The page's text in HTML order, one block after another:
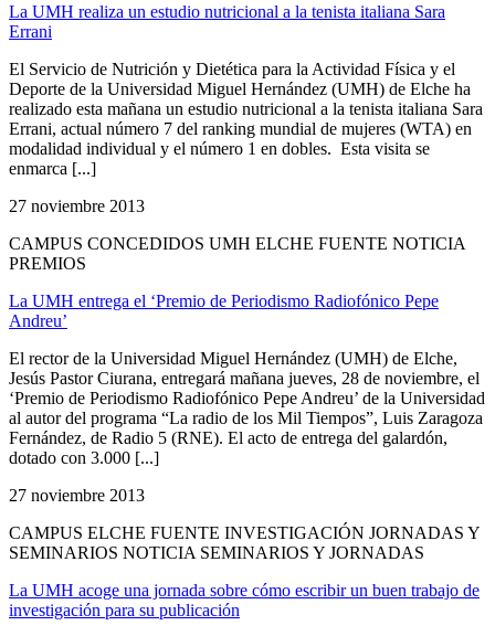
La UMH realiza un estudio nutricional a la tenista italiana Sara
Errani
El Servicio de Nutrición y Dietética para la Actividad Física y el
Deporte de la Universidad Miguel Hernández (UMH) de Elche ha
realizado esta mañana un estudio nutricional a la tenista italiana Sara
Errani, actual número 7 del ranking mundial de mujeres (WTA) en
modalidad individual y el número 1 en dobles. Esta visita se
enmarca [...]
27 noviembre 2013
CAMPUS CONCEDIDOS UMH ELCHE FUENTE NOTICIA
PREMIOS
La UMH entrega el ‘Premio de Periodismo Radiofónico Pepe
Andreu’
El rector de la Universidad Miguel Hernández (UMH) de Elche,
Jesús Pastor Ciurana, entregará mañana jueves, 28 de noviembre, el
‘Premio de Periodismo Radiofónico Pepe Andreu’ de la Universidad
al autor del programa “La radio de los Mil Tiempos”, Luis Zaragoza
Fernández, de Radio 5 (RNE). El acto de entrega del galardón,
dotado con 3.000 [...]
27 noviembre 2013
CAMPUS ELCHE FUENTE INVESTIGACIÓN JORNADAS Y
SEMINARIOS NOTICIA SEMINARIOS Y JORNADAS
La UMH acoge una jornada sobre cómo escribir un buen trabajo de
investigación para su publicación